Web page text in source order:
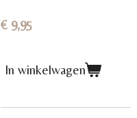
€ 9,95
In winkelwagen